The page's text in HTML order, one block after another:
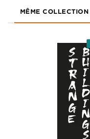
MÊME COLLECTION